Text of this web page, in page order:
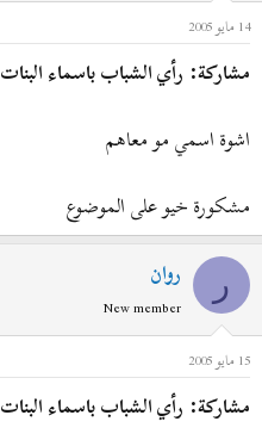
14 مايو 2005
مشاركة: رأي الشباب باسماء البنات
اشوة اسمي مو معاهم
مشكورة خيو على الموضوع
ر روان
New member
15 مايو 2005
مشاركة: رأي الشباب باسماء البنات